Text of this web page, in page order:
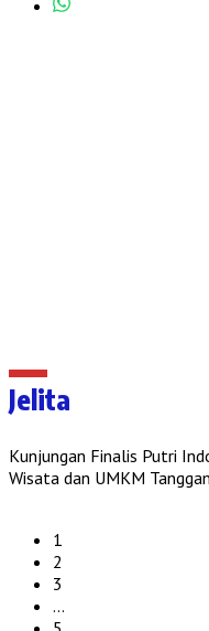
Jelita
Kunjungan Finalis Putri
Wisata dan UMKM
1
2
3
…